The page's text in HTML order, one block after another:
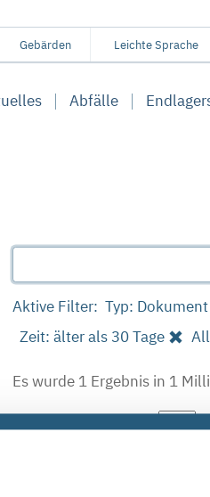
Gebärden Leichte Sprache
Abfälle
Aktive Filter: Typ: Dokument
Zeit: älter als 30 Tage
Es wurde 1 Ergebnis in 1